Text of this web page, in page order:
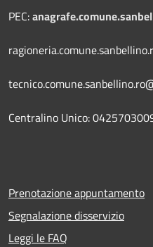
PEC:
Centralino Unico:
Prenotazione appuntamento
Segnalazione disservizio
Leggi le FAQ